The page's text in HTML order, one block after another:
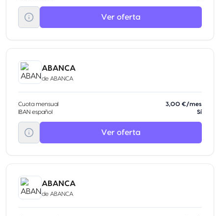
Ver oferta
ABANCA
de ABANCA
Cuota mensual
3,00 €/mes
IBAN español
Sí
Ver oferta
ABANCA
de ABANCA